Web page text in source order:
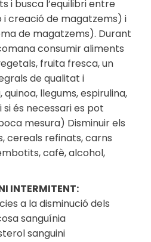
i busca l’equilibri entre
i creació de magatzems) i
de magatzems). Durant
consumir aliments
fruita fresca, un
de qualitat i
llegums, espirulina,
si és necessari es pot
mesura) Disminuir els
cereals refinats, carns
cafè, alcohol,
INTERMITENT:
a la disminució dels
sanguínia
sanguini